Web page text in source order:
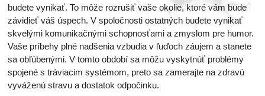
budete vynikať. To môže rozrušiť vaše okolie, ktoré vám bude
závidieť váš úspech. V spoločnosti ostatných budete vynikať
skvelými komunikačnými schopnosťami a zmyslom pre humor.
Vaše príbehy plné nadšenia vzbudia v ľuďoch záujem a stanete
sa obľúbenými. V tomto období sa môžu vyskytnúť problémy
spojené s tráviacim systémom, preto sa zamerajte na zdravú
vyváženú stravu a dostatok odpočinku.